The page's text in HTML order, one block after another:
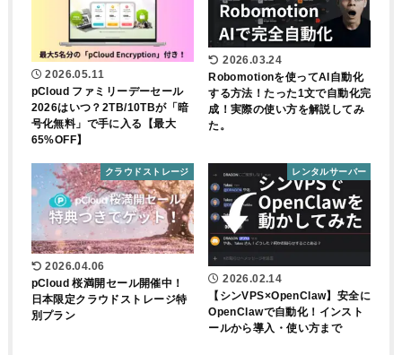
2026.05.11
pCloud ファミリーデーセール
2026はいつ？2TB/10TBが「暗
号化無料」で手に入る【最大
65%OFF】
2026.03.24
Robomotionを使ってAI自動化
する方法！たった1文で自動化完
成！実際の使い方を解説してみ
た。
クラウドストレージ
2026.04.06
pCloud 桜満開セール開催中！
日本限定クラウドストレージ特
別プラン
レンタルサーバー
2026.02.14
【シンVPS×OpenClaw】安全に
OpenClawで自動化！インスト
ールから導入・使い方まで